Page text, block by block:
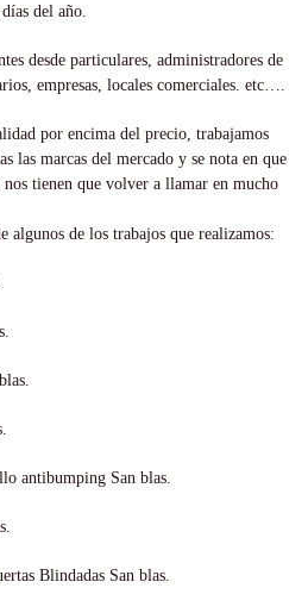
del año.
desde particulares, administradores de
empresas, locales comerciales. etc….
por encima del precio, trabajamos
las marcas del mercado y se nota en que
tienen que volver a llamar en mucho
algunos de los trabajos que realizamos:
antibumping San blas.
Blindadas San blas.